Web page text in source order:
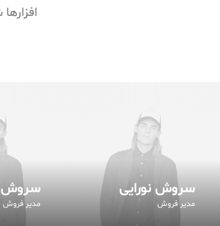
سروش نورایی
مدیر فروش
سروش
مدیر فروش